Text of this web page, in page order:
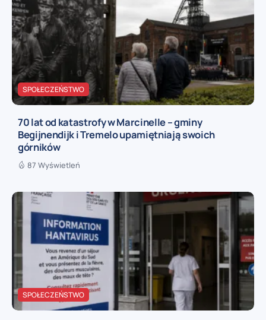
SPOŁECZEŃSTWO
70 lat od katastrofy w Marcinelle – gminy
Begijnendijk i Tremelo upamiętniają swoich
górników
87 Wyświetleń
SPOŁECZEŃSTWO